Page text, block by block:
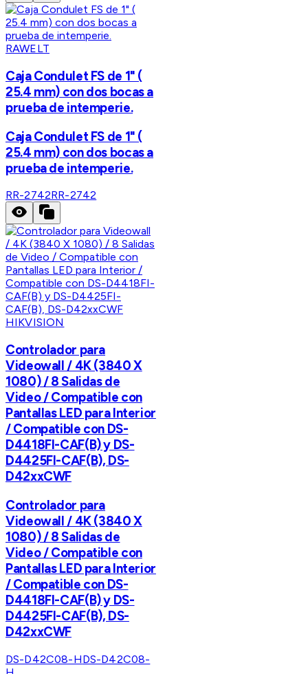
RAWELT
Caja Condulet FS de 1" (
25.4 mm) con dos bocas a
prueba de intemperie.
Caja Condulet FS de 1" (
25.4 mm) con dos bocas a
prueba de intemperie.
RR-2742RR-2742
HIKVISION
Controlador para
Videowall / 4K (3840 X
1080) / 8 Salidas de
Video / Compatible con
Pantallas LED para Interior
/ Compatible con DS-
D4418FI-CAF(B) y DS-
D4425FI-CAF(B), DS-
D42xxCWF
Controlador para
Videowall / 4K (3840 X
1080) / 8 Salidas de
Video / Compatible con
Pantallas LED para Interior
/ Compatible con DS-
D4418FI-CAF(B) y DS-
D4425FI-CAF(B), DS-
D42xxCWF
DS-D42C08-HDS-D42C08-